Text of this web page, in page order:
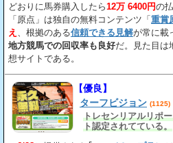
どおりに馬券購入したら12万 6400円の
「原点」は独自の無料コンテンツ「重賞
え
、根拠のある信頼できる見解が常に載
地方競馬での回収率も良好だ。見た目は
想サイトである。
【優良】
ターフビジョン (1125)
トレセンリアルリポ
ト認定されてている。